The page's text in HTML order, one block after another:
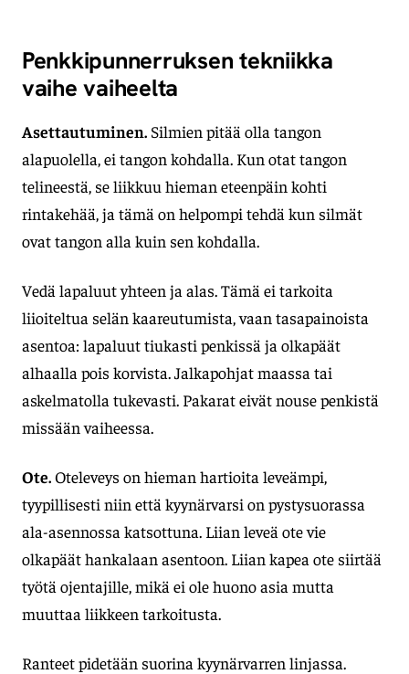
Penkkipunnerruksen tekniikka
vaihe vaiheelta
Asettautuminen. Silmien pitää olla tangon
alapuolella, ei tangon kohdalla. Kun otat tangon
telineestä, se liikkuu hieman eteenpäin kohti
rintakehää, ja tämä on helpompi tehdä kun silmät
ovat tangon alla kuin sen kohdalla.
Vedä lapaluut yhteen ja alas. Tämä ei tarkoita
liioiteltua selän kaareutumista, vaan tasapainoista
asentoa: lapaluut tiukasti penkissä ja olkapäät
alhaalla pois korvista. Jalkapohjat maassa tai
askelmatolla tukevasti. Pakarat eivät nouse penkistä
missään vaiheessa.
Ote.Oteleveys on hieman hartioita leveämpi,
tyypillisesti niin että kyynärvarsi on pystysuorassa
ala-asennossa katsottuna. Liian leveä ote vie
olkapäät hankalaan asentoon. Liian kapea ote siirtää
työtä ojentajille, mikä ei ole huono asia mutta
muuttaa liikkeen tarkoitusta.
Ranteet pidetään suorina kyynärvarren linjassa.